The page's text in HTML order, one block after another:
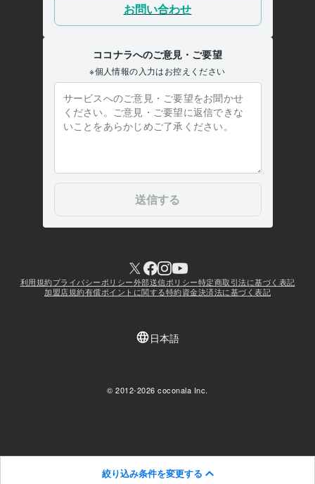
絞り込み条件を変更する